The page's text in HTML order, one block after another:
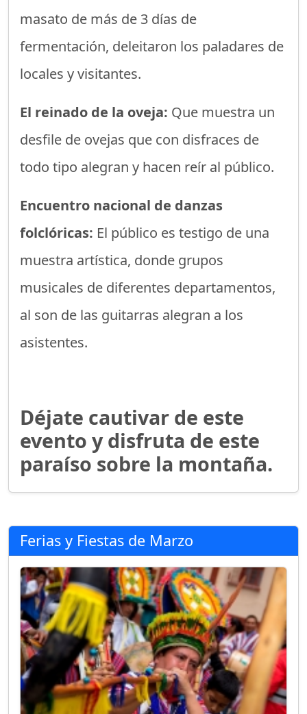
masato de más de 3 días de
fermentación, deleitaron los paladares de
locales y visitantes.
El reinado de la oveja: Que muestra un
desfile de ovejas que con disfraces de
todo tipo alegran y hacen reír al público.
Encuentro nacional de danzas
folclóricas: El público es testigo de una
muestra artística, donde grupos
musicales de diferentes departamentos,
al son de las guitarras alegran a los
asistentes.
Déjate cautivar de este
evento y disfruta de este
paraíso sobre la montaña.
Ferias y Fiestas de Marzo